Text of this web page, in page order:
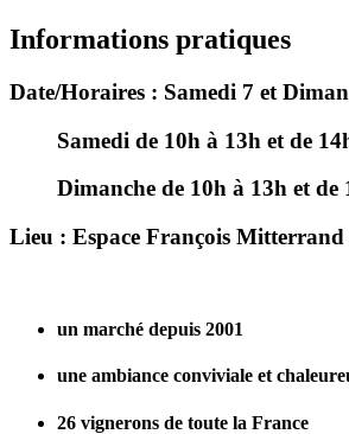
Informations pratiques
Date/Horaires : Samedi 7 et
Samedi de 10h à 13h et de
Dimanche de 10h à 13h et de
Lieu : Espace François Mitterrand
un marché depuis 2001
une ambiance conviviale et
26 vignerons de toute la France